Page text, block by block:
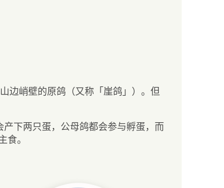
边峭壁的原鸽（又称「崖鸽」）。但
下两只蛋，公母鸽都会参与孵蛋，而
食。